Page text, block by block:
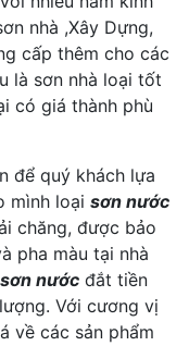
nhà ,Xây Dựng,
cấp thêm cho các
là sơn nhà loại tốt
có giá thành phù
để quý khách lựa
mình loại sơn nước
chăng, được bảo
pha màu tại nhà
sơn nước đắt tiền
Với cương vị
về các sản phẩm